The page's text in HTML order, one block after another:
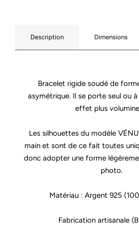
Description Dimensions
Bracelet rigide soudé de
asymétrique. Il se porte seul ou
effet plus
Les silhouettes du modèle
main et sont de ce fait toutes
donc adopter une forme
photo.
Matériau : Argent 925
Fabrication artisanale